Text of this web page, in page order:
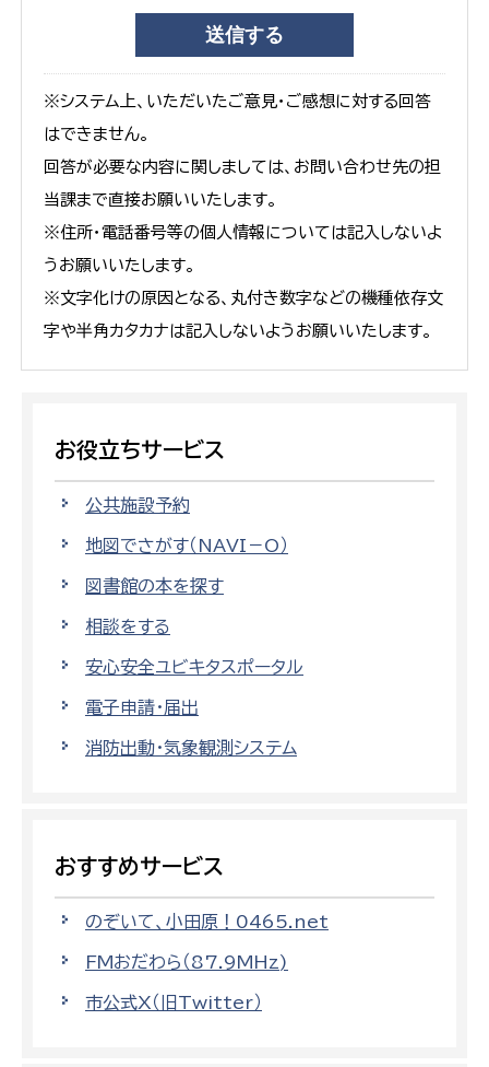
※システム上、いただいたご意見・ご感想に対する回答
はできません。
回答が必要な内容に関しましては、お問い合わせ先の担
当課まで直接お願いいたします。
※住所・電話番号等の個人情報については記入しないよ
うお願いいたします。
※文字化けの原因となる、丸付き数字などの機種依存文
字や半角カタカナは記入しないようお願いいたします。
お役立ちサービス
公共施設予約
地図でさがす（NAVI－O）
図書館の本を探す
相談をする
安心安全ユビキタスポータル
電子申請・届出
消防出動・気象観測システム
おすすめサービス
のぞいて、小田原！0465.net
FMおだわら（87.9MHz)
市公式X（旧Twitter）